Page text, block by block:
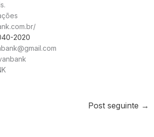
2020
Post seguinte →